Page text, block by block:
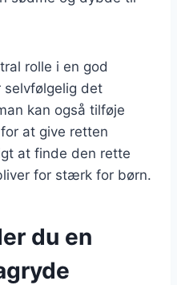
rolle i en god
selvfølgelig det
kan også tilføje
at give retten
at finde den rette
for stærk for børn.
du en